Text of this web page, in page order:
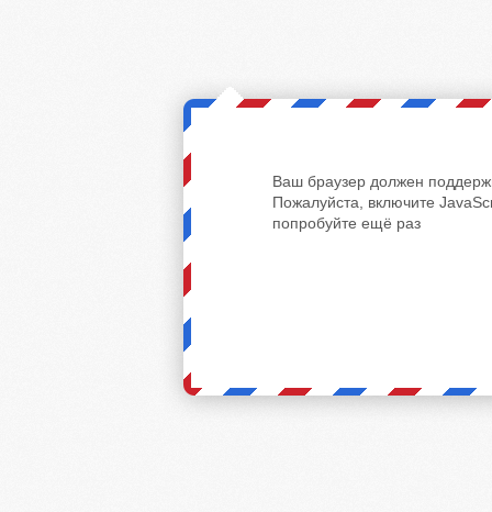
Ваш браузер должен
Пожалуйста, включите
попробуйте ещё раз